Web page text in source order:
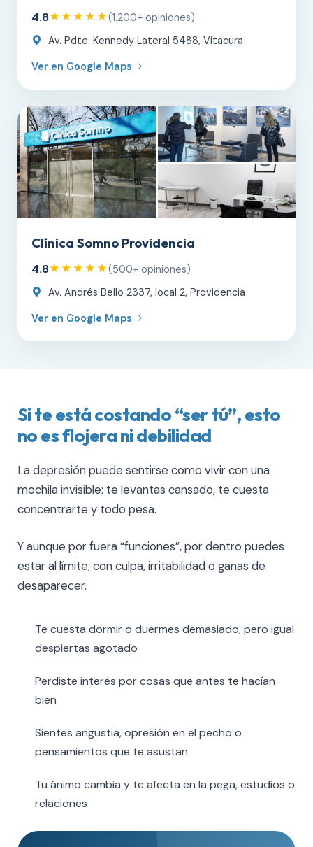
4.8★★★★★(1.200+ opiniones)
Av. Pdte. Kennedy Lateral 5488, Vitacura
Ver en Google Maps
Clínica Somno Providencia
4.8★★★★★(500+ opiniones)
Av. Andrés Bello 2337, local 2, Providencia
Ver en Google Maps
Si te está costando “ser tú”, esto
no es flojera ni debilidad
La depresión puede sentirse como vivir con una
mochila invisible: te levantas cansado, te cuesta
concentrarte y todo pesa.
Y aunque por fuera “funciones”, por dentro puedes
estar al límite, con culpa, irritabilidad o ganas de
desaparecer.
Te cuesta dormir o duermes demasiado, pero igual
despiertas agotado
Perdiste interés por cosas que antes te hacían
bien
Sientes angustia, opresión en el pecho o
pensamientos que te asustan
Tu ánimo cambia y te afecta en la pega, estudios o
relaciones